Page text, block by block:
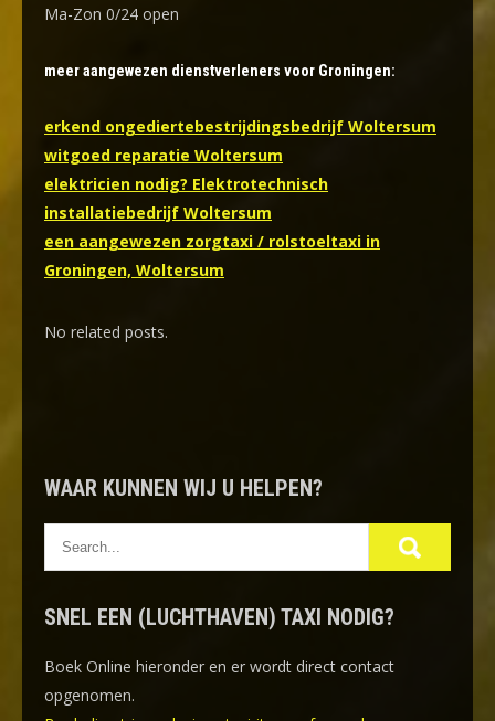
Ma-Zon 0/24 open
meer aangewezen dienstverleners voor Groningen:
erkend ongediertebestrijdingsbedrijf Woltersum
witgoed reparatie Woltersum
elektricien nodig? Elektrotechnisch
installatiebedrijf Woltersum
een aangewezen zorgtaxi / rolstoeltaxi in
Groningen, Woltersum
No related posts.
WAAR KUNNEN WIJ U HELPEN?
SNEL EEN (LUCHTHAVEN) TAXI NODIG?
Boek Online hieronder en er wordt direct contact
opgenomen.